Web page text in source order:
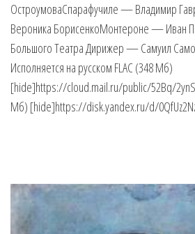
ОстроумоваСпарафучиле — Владимир
Вероника БорисенкоМонтероне — Иван
Большого Театра Дирижер — Самуил
Исполняется на русском FLAC (348 Мб)
[hide]https://cloud.mail.ru/public/52Bq/
Мб) [hide]https://disk.yandex.ru/d/